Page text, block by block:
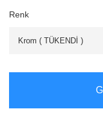
Renk